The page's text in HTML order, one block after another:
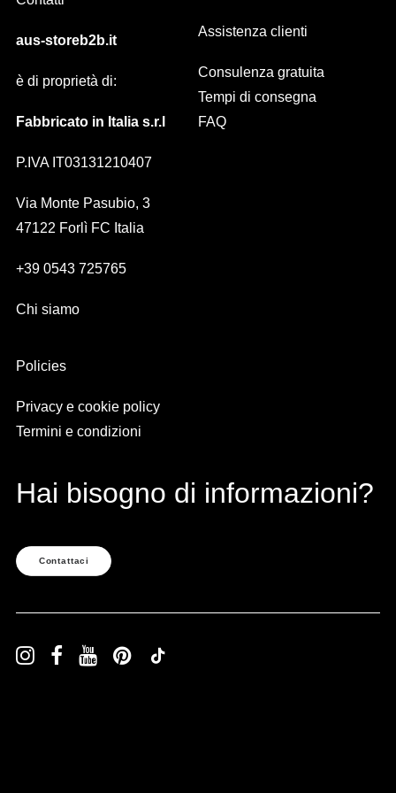
aus-storeb2b.it
è di proprietà di:
Fabbricato in Italia s.r.l
P.IVA IT03131210407
Via Monte Pasubio, 3
47122 Forlì FC Italia
+39 0543 725765
Chi siamo
Assistenza clienti
Consulenza gratuita
Tempi di consegna
FAQ
Policies
Privacy e cookie policy
Termini e condizioni
Hai bisogno di informazioni?
Contattaci